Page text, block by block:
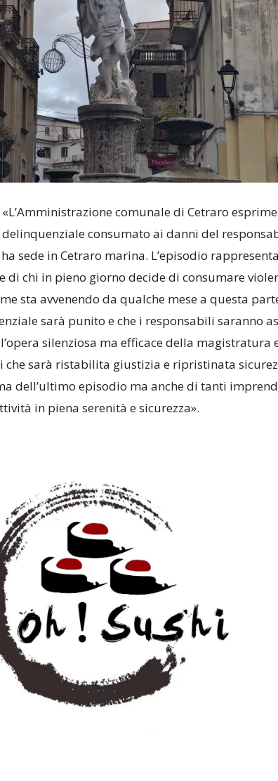
«L’Amministrazione comunale di Cetraro esprime
consumato ai danni del
sede in Cetraro marina. L’episodio
di chi in pieno giorno decide di consumare
sta avvenendo da qualche mese a questa
sarà punito e che i responsabili saranno
silenziosa ma efficace della magistratura
che sarà ristabilita giustizia e ripristinata
dell’ultimo episodio ma anche di tanti
in piena serenità e sicurezza».